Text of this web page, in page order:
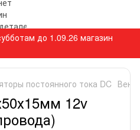
до 1.09.26 магазин
постоянного тока DC
12v